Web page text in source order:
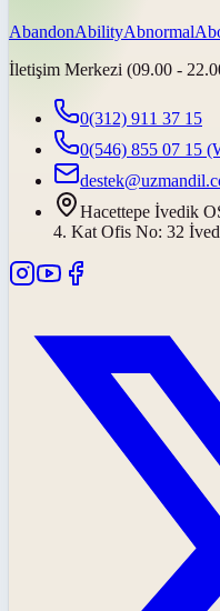
AbandonAbilityAbnormal
İletişim Merkezi (09.00 -
0(312) 911 37 15
0(546) 855 07 15
Hacettepe İvedik
4. Kat Ofis No: 32